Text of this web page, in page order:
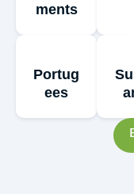
ments
Portug
ees